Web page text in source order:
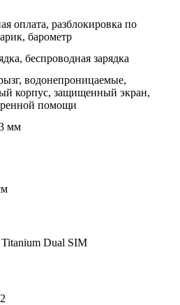
оплата, разблокировка по
барометр
беспроводная зарядка
водонепроницаемые,
корпус, защищенный экран,
помощи
мм
Dual SIM